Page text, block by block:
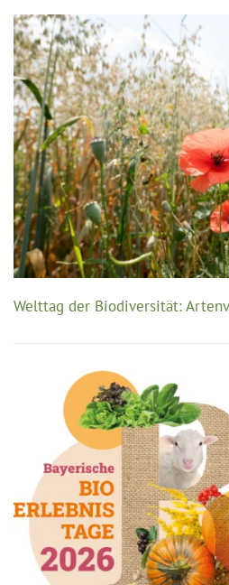
Welttag der Biodiversität: